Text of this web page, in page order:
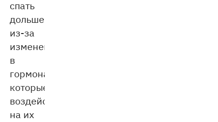
спать
дольше
из-за
изменений
в
гормонах,
которые
воздействуют
на их